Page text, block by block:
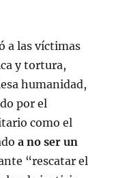
a las víctimas
y tortura,
humanidad,
por el
como el
a no ser un
“rescatar el